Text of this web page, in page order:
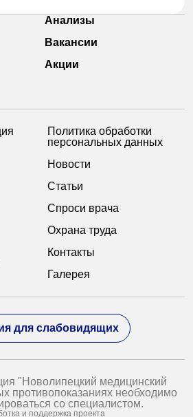
Анализы
Вакансии
Акции
Политика обработки
персональных данных
Новости
Статьи
Спроси врача
Охрана труда
Контакты
Галерея
"Новолипецкий медицинский
противопоказаниях необходимо
со специалистом.
и поддержка проекта
для слабовидящих